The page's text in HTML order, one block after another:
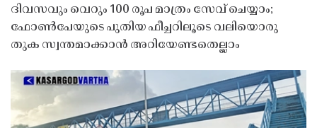
ദിവസവും വെറും 100 രൂപ മാത്രം സേവ് ചെയ്യാം;
ഫോൺപേയുടെ പുതിയ ഫീച്ചറിലൂടെ വലിയൊരു
തുക സ്വന്തമാക്കാൻ അറിയേണ്ടതെല്ലാം